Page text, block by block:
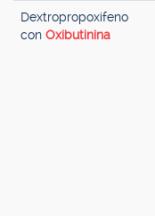
Dextropropoxifeno
con Oxibutinina